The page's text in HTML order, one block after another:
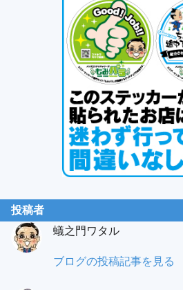
投稿者
蟻之門ワタル
蟻
ブログの投稿記事を見る